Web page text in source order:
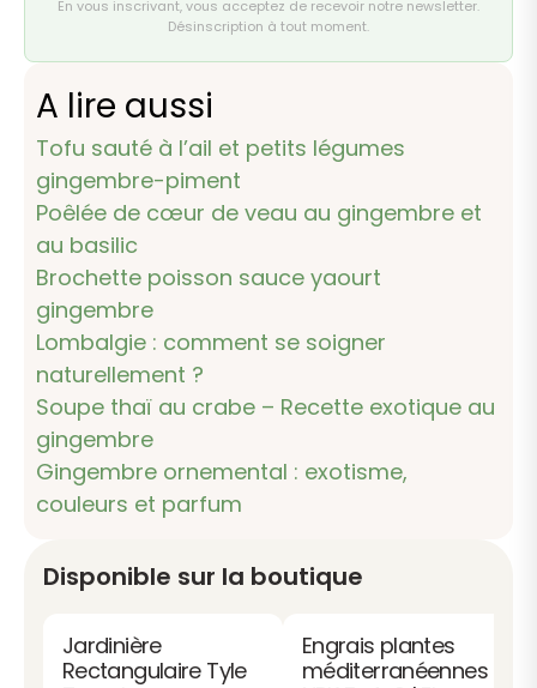
En vous inscrivant, vous acceptez de recevoir notre newsletter.
Désinscription à tout moment.
A lire aussi
Tofu sauté à l’ail et petits légumes
gingembre-piment
Poêlée de cœur de veau au gingembre et
au basilic
Brochette poisson sauce yaourt
gingembre
Lombalgie : comment se soigner
naturellement ?
Soupe thaï au crabe – Recette exotique au
gingembre
Gingembre ornemental : exotisme,
couleurs et parfum
Disponible sur la boutique
Jardinière
Rectangulaire Tyle
Engrais plantes
méditerranéennes